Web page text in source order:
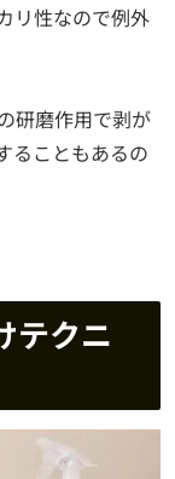
リ性なので例外
研磨作用で剥が
ることもあるの
テクニ